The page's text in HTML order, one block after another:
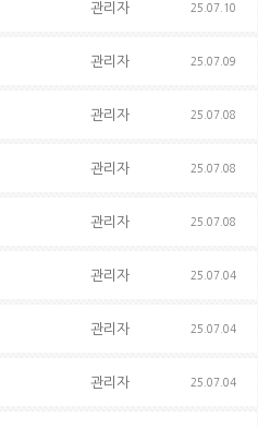
관리자 25.07.10
관리자 25.07.09
관리자 25.07.08
관리자 25.07.08
관리자 25.07.08
관리자 25.07.04
관리자 25.07.04
관리자 25.07.04